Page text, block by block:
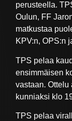
perusteella.
Oulun, FF
matkustaa
KPV:n, OPS:n
TPS pelaa
ensimmäisen
vastaan.
kunniaksi klo
TPS pelaa